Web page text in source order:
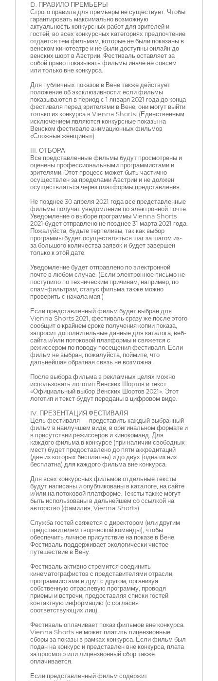
D. ПРАВИЛО ПРЕМЬЕРЫ
Строго правила для премьеры не существует. Чтобы
гарантировать максимально возможную
актуальность конкурсных работ для зрителей и
гостей, во всех конкурсных категориях предпочтение
отдается тем фильмам, которые не были показаны в
венском кинотеатре и не были доступны онлайн до
венских шорт в Австрии. Фестиваль оставляет за
собой право показывать фильмы иначе не совсем
или только вне конкурса.
Для публичных показов в Вене также действует
положение об эксклюзивности: если фильмы
показываются в период с 1 января 2021 года до конца
фестиваля перед зрителями в Вене, они могут выйти
только из конкурса в Vienna Shorts. (Единственным
исключением являются конкурсные показы на
Венском фестивале анимационных фильмов
«Сложные женщины»).
III. ОТБОРА
Все представленные фильмы будут просмотрены и
оценены профессиональными программистами и
зрителями. Этот процесс может быть частично
осуществлен за пределами Австрии и не должен
осуществляться через платформы представления.
Не позднее 30 апреля 2021 года все представленные
фильмы получат уведомление по электронной почте.
Уведомление о выборе программы Vienna Shorts
2021 будет отправлено не позднее 31 марта 2021 года.
Пожалуйста, будьте терпеливы, так как выбор
программы будет осуществляться шаг за шагом из-
за большого количества заявок и будет завершен
только к этой дате.
Уведомление будет отправлено по электронной
почте в любом случае. (Если электронное письмо не
поступило по техническим причинам, например, по
спам-фильтрам, статус фильма также можно
проверить с начала мая.)
Если представленный фильм будет выбран для
Vienna Shorts 2021, фестиваль сразу же после этого
сообщит о крайнем сроке получения копии показа,
запросит дополнительные данные для каталога, веб-
сайта и/или потоковой платформы и свяжется с
режиссером по поводу посещения фестиваля. Если
фильм не выбран, пожалуйста, поймите, что
дальнейшая обратная связь не возможна.
После выбора фильма в рекламных целях можно
использовать логотип Венских Шортов и текст
«Официальный выбор Венских Шортов 2021». Этот
логотип и текст будут переданы в цифровом виде.
IV. ПРЕЗЕНТАЦИЯ ФЕСТИВАЛЯ
Цель фестиваля — представить каждый выбранный
фильм в наилучшем виде, в оригинальном формате и
в присутствии режиссеров и кинокоманд. Для
каждого фильма в конкурсе (при наличии свободных
мест) будет предоставлено до пяти аккредитаций
(две из которых бесплатны) и до двух (одна из них
бесплатна) для каждого фильма вне конкурса.
Для всех конкурсных фильмов отдельные тексты
будут написаны и опубликованы в каталоге, на сайте
и/или на потоковой платформе. Тексты также могут
быть использованы в дальнейшем со ссылкой на
авторство (фамилия, Vienna Shorts).
Служба гостей свяжется с директором (или другим
представителем творческой команды), чтобы
обеспечить личное присутствие на показе в Вене.
Фестиваль поддерживает экологически чистое
путешествие в Вену.
Фестиваль активно стремится соединить
кинематографистов с представителями отрасли,
программистами и друг с другом, организуя
собственную отраслевую программу, проводя
приемы и встречи, предоставляя списки гостей
контактную информацию (с согласия
соответствующих лиц).
Фестиваль оплачивает показ фильмов вне конкурса.
Vienna Shorts не может платить лицензионные
сборы за показы в рамках конкурса. Если фильм был
подан на конкурс и представлен вне конкурса, плата
за просмотр или лицензионный сбор также
оплачивается.
Если представленный фильм содержит